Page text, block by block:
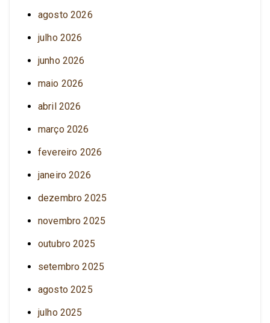
agosto 2026
julho 2026
junho 2026
maio 2026
abril 2026
março 2026
fevereiro 2026
janeiro 2026
dezembro 2025
novembro 2025
outubro 2025
setembro 2025
agosto 2025
julho 2025